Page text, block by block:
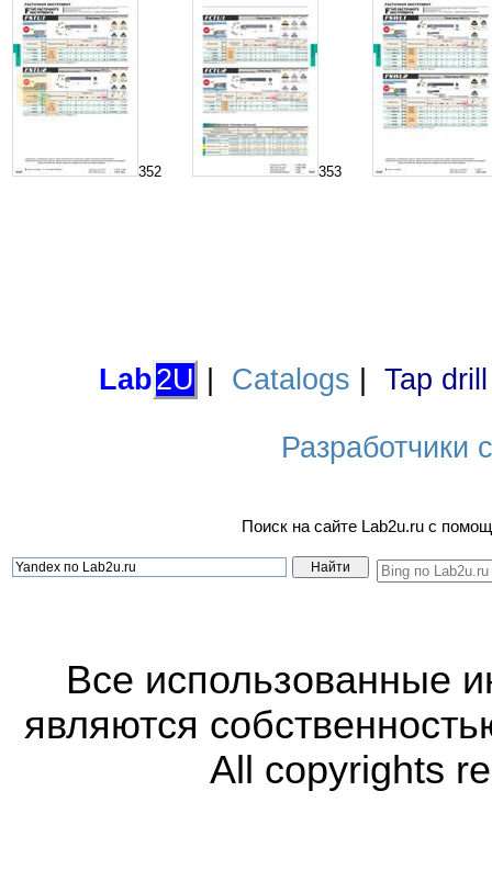
352 353
Lab2U Catalogs Tap
Разработчики
Поиск на сайте Lab2u.ru с
Все использованные
являются
All copyrights